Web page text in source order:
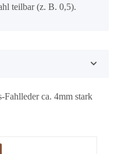
teilbar (z. B. 0,5).
Fahlleder ca. 4mm stark